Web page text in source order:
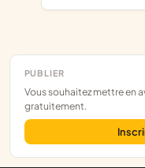
PUBLIER
Vous souhaitez mettre en avant votre association ? Inscrivez-la
gratuitement.